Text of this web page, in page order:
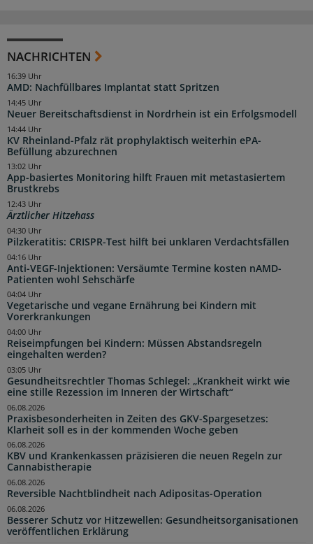
NACHRICHTEN
AMD: Nachfüllbares Implantat statt Spritzen
16:39 Uhr
Neuer Bereitschaftsdienst in Nordrhein ist ein Erfolgsmodell
14:45 Uhr
KV Rheinland-Pfalz rät prophylaktisch weiterhin ePA-
Befüllung abzurechnen
14:44 Uhr
App-basiertes Monitoring hilft Frauen mit metastasiertem
Brustkrebs
13:02 Uhr
Ärztlicher Hitzehass
12:43 Uhr
Pilzkeratitis: CRISPR-Test hilft bei unklaren Verdachtsfällen
04:30 Uhr
Anti-VEGF-Injektionen: Versäumte Termine kosten nAMD-
Patienten wohl Sehschärfe
04:16 Uhr
Vegetarische und vegane Ernährung bei Kindern mit
Vorerkrankungen
04:04 Uhr
Reiseimpfungen bei Kindern: Müssen Abstandsregeln
eingehalten werden?
04:00 Uhr
Gesundheitsrechtler Thomas Schlegel: „Krankheit wirkt wie
eine stille Rezession im Inneren der Wirtschaft“
03:05 Uhr
Praxisbesonderheiten in Zeiten des GKV-Spargesetzes:
Klarheit soll es in der kommenden Woche geben
06.08.2026
KBV und Krankenkassen präzisieren die neuen Regeln zur
Cannabistherapie
06.08.2026
Reversible Nachtblindheit nach Adipositas-Operation
06.08.2026
Besserer Schutz vor Hitzewellen: Gesundheitsorganisationen
veröffentlichen Erklärung
06.08.2026